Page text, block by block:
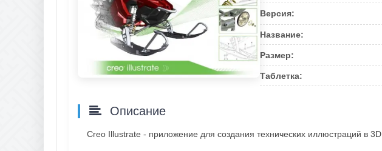
Версия:
Название:
Размер:
Таблетка:
Описание
Creo Illustrate - приложение для создания технических иллюстраций в 3D